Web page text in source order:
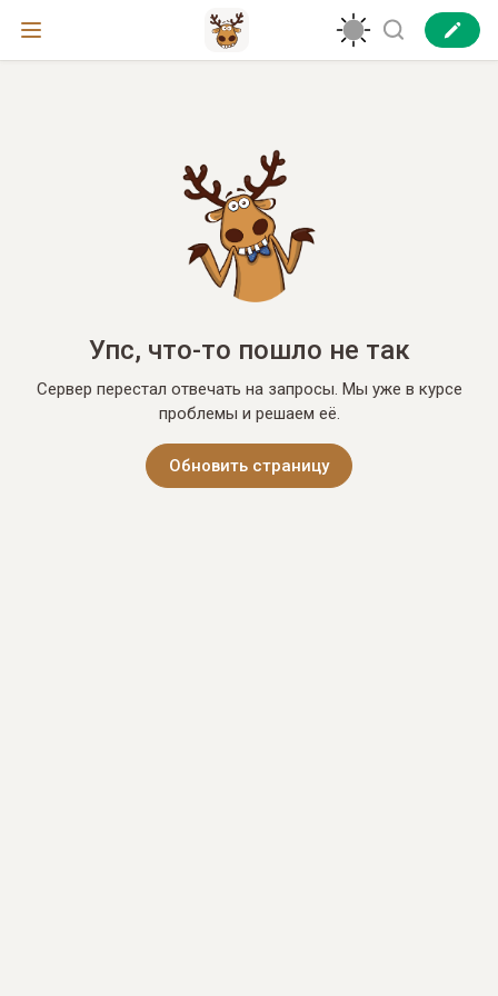
Упс, что-то пошло не так
Сервер перестал отвечать на запросы. Мы уже в курсе
проблемы и решаем её.
Обновить страницу